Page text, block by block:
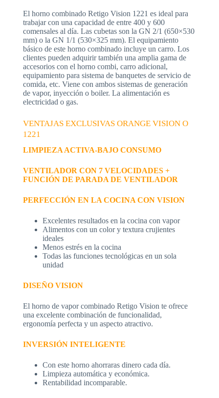
El horno combinado Retigo Vision 1221 es ideal para
trabajar con una capacidad de entre 400 y 600
comensales al día. Las cubetas son la GN 2/1 (650×530
mm) o la GN 1/1 (530×325 mm). El equipamiento
básico de este horno combinado incluye un carro. Los
clientes pueden adquirir también una amplia gama de
accesorios con el horno combi, carro adicional,
equipamiento para sistema de banquetes de servicio de
comida, etc. Viene con ambos sistemas de generación
de vapor, inyección o boiler. La alimentación es
electricidad o gas.
VENTAJAS EXCLUSIVAS ORANGE VISION O
1221
LIMPIEZA ACTIVA-BAJO CONSUMO
VENTILADOR CON 7 VELOCIDADES +
FUNCIÓN DE PARADA DE VENTILADOR
PERFECCIÓN EN LA COCINA CON VISION
Excelentes resultados en la cocina con vapor
Alimentos con un color y textura crujientes
ideales
Menos estrés en la cocina
Todas las funciones tecnológicas en un sola
unidad
DISEÑO VISION
El horno de vapor combinado Retigo Vision te ofrece
una excelente combinación de funcionalidad,
ergonomía perfecta y un aspecto atractivo.
INVERSIÓN INTELIGENTE
Con este horno ahorraras dinero cada día.
Limpieza automática y económica.
Rentabilidad incomparable.